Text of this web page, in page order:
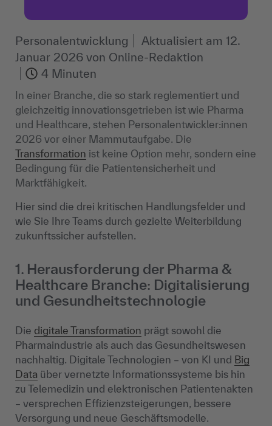
Personalentwicklung Aktualisiert am 12.
Januar 2026 von Online-Redaktion
4 Minuten
In einer Branche, die so stark reglementiert und
gleichzeitig innovationsgetrieben ist wie Pharma
und Healthcare, stehen Personalentwickler:innen
2026 vor einer Mammutaufgabe. Die
Transformation ist keine Option mehr, sondern eine
Bedingung für die Patientensicherheit und
Marktfähigkeit.
Hier sind die drei kritischen Handlungsfelder und
wie Sie Ihre Teams durch gezielte Weiterbildung
zukunftssicher aufstellen.
1. Herausforderung der Pharma &
Healthcare Branche: Digitalisierung
und Gesundheitstechnologie
Die digitale Transformation prägt sowohl die
Pharmaindustrie als auch das Gesundheitswesen
nachhaltig. Digitale Technologien – von KI und Big
Data über vernetzte Informationssysteme bis hin
zu Telemedizin und elektronischen Patientenakten
– versprechen Effizienzsteigerungen, bessere
Versorgung und neue Geschäftsmodelle.